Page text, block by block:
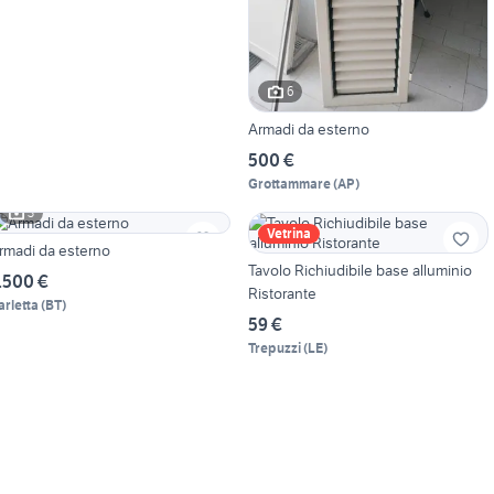
6
Armadi da esterno
500 €
Grottammare(AP)
3
da esterno
€
(BT)
Vetrina
Tavolo Richiudibile base alluminio
Ristorante
59 €
Trepuzzi(LE)